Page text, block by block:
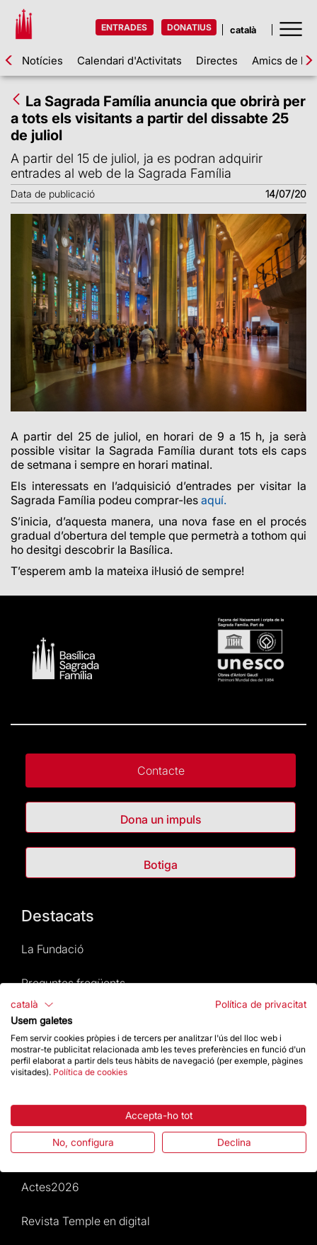
ENTRADES DONATIUS
Notícies Calendari d'Activitats Directes Amics de la
La Sagrada Família anuncia que obrirà per
a tots els visitants a partir del dissabte 25
de juliol
A partir del 15 de juliol, ja es podran adquirir
entrades al web de la Sagrada Família
Data de publicació 14/07/20
A partir del 25 de juliol, en horari de 9 a 15 h, ja serà
possible visitar la Sagrada Família durant tots els caps
de setmana i sempre en horari matinal.
Els interessats en l’adquisició d’entrades per visitar la
Sagrada Família podeu comprar-les aquí.
S’inicia, d’aquesta manera, una nova fase en el procés
gradual d’obertura del temple que permetrà a tothom qui
ho desitgi descobrir la Basílica.
T’esperem amb la mateixa il·lusió de sempre!
Contacte
Dona un impuls
Botiga
Destacats
La Fundació
Preguntes freqüents
Atenció al Visitant
Normativa i condicions de compra
Dona un impuls
Actes2026
Revista Temple en digital
català
Política de privacitat
Usem galetes
Fem servir cookies pròpies i de tercers per analitzar l'ús del lloc web i
mostrar-te publicitat relacionada amb les teves preferències en funció d'un
perfil elaborat a partir dels teus hàbits de navegació (per exemple, pàgines
visitades). Política de cookies
Accepta-ho tot
No, configura Declina